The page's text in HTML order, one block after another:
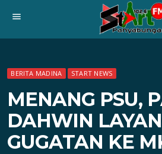
menu
BERITA MADINA START NEWS
MENANG PSU,
DAHWIN
GUGATAN KE